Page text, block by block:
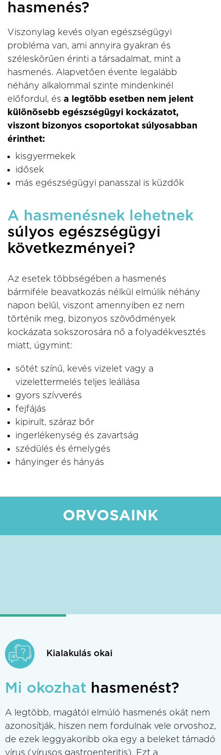
hasmenés?
Viszonylag kevés olyan egészségügyi
probléma van, ami annyira gyakran és
széleskörűen érinti a társadalmat, mint a
hasmenés. Alapvetően évente legalább
néhány alkalommal szinte mindenkinél
előfordul, és a legtöbb esetben nem jelent
különösebb egészségügyi kockázatot,
viszont bizonyos csoportokat súlyosabban
érinthet:
kisgyermekek
idősek
más egészségügyi panasszal is küzdők
A hasmenésnek lehetnek
súlyos egészségügyi
következményei?
Az esetek többségében a hasmenés
bármiféle beavatkozás nélkül elmúlik néhány
napon belül, viszont amennyiben ez nem
történik meg, bizonyos szövődmények
kockázata sokszorosára nő a folyadékvesztés
miatt, úgymint:
sötét színű, kevés vizelet vagy a
vizelettermelés teljes leállása
gyors szívverés
fejfájás
kipirult, száraz bőr
ingerlékenység és zavartság
szédülés és émelygés
hányinger és hányás
ORVOSAINK
Kialakulás okai
Mi okozhat hasmenést?
A legtöbb, magától elmúló hasmenés okát nem
azonosítják, hiszen nem fordulnak vele orvoshoz,
de ezek leggyakoribb oka egy a beleket támadó
vírus (vírusos gastroenteritis). Ezt a